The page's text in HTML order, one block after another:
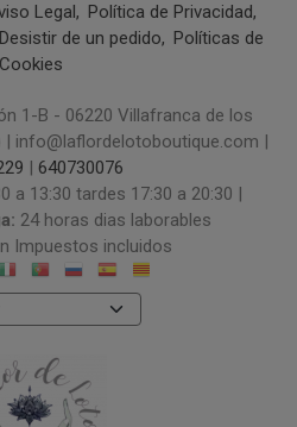
Legal
Política de Privacidad
Desistir de un pedido
Políticas de
Cookies
1-B - 06220 Villafranca de los
| info@laflordelotoboutique.com |
| 640730076
a 13:30 tardes 17:30 a 20:30 |
24 horas dias laborables
Impuestos incluidos